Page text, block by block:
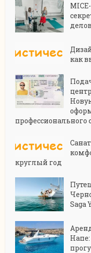
как
профессионального
круглый год
Saga